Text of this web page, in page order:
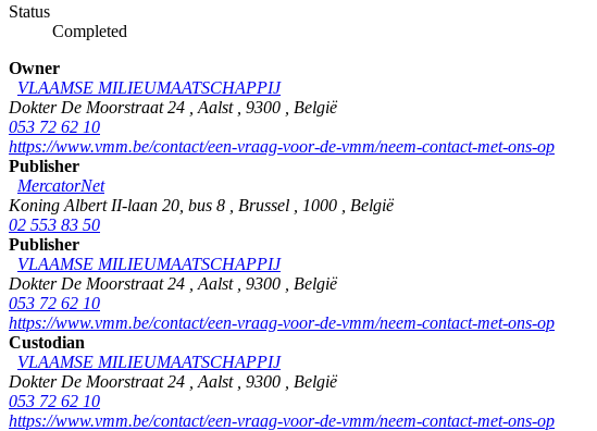
Status
Completed
Owner
VLAAMSE MILIEUMAATSCHAPPIJ
Dokter De Moorstraat 24
Aalst 9300
België
053 72 62 10
https://www.vmm.be/contact/een-vraag-voor-de-vmm/neem-contact-met-ons-op
Publisher
MercatorNet
Koning Albert II-laan 20, bus 8
Brussel 1000
België
02 553 83 50
Publisher
VLAAMSE MILIEUMAATSCHAPPIJ
Dokter De Moorstraat 24
Aalst 9300
België
053 72 62 10
https://www.vmm.be/contact/een-vraag-voor-de-vmm/neem-contact-met-ons-op
Custodian
VLAAMSE MILIEUMAATSCHAPPIJ
Dokter De Moorstraat 24
Aalst 9300
België
053 72 62 10
https://www.vmm.be/contact/een-vraag-voor-de-vmm/neem-contact-met-ons-op